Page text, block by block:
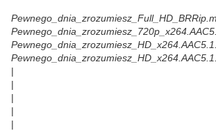
|
|
|
|
|